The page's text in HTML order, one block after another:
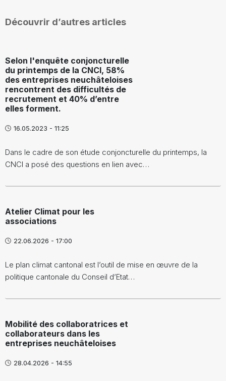
Découvrir d’autres articles
Selon l'enquête conjoncturelle
du printemps de la CNCI, 58%
des entreprises neuchâteloises
rencontrent des difficultés de
recrutement et 40% d’entre
elles forment.
16.05.2023 - 11:25
Dans le cadre de son étude conjoncturelle du printemps, la
CNCI a posé des questions en lien avec…
Atelier Climat pour les
associations
22.06.2026 - 17:00
Le plan climat cantonal est l’outil de mise en œuvre de la
politique cantonale du Conseil d’Etat…
Mobilité des collaboratrices et
collaborateurs dans les
entreprises neuchâteloises
28.04.2026 - 14:55